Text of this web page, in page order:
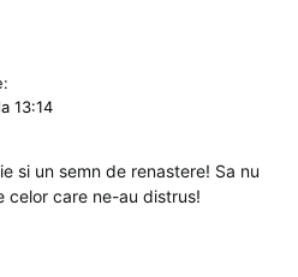
13:14
si un semn de renastere! Sa nu
celor care ne-au distrus!